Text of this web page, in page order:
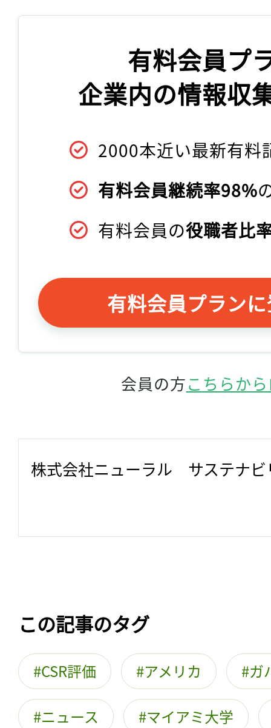
有料会員プ
企業内の情報収
2000本近い最新有料
有料会員継続率98%
有料会員の役職者比
有料会員プラン
会員の方こちらか
株式会社ニューラル　サステナ
この記事のタグ
CSR評価 アメリカ ガ
ニュース マイアミ大学